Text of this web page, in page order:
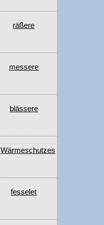
räßere
messere
blässere
Wärmeschutzes
fesselet